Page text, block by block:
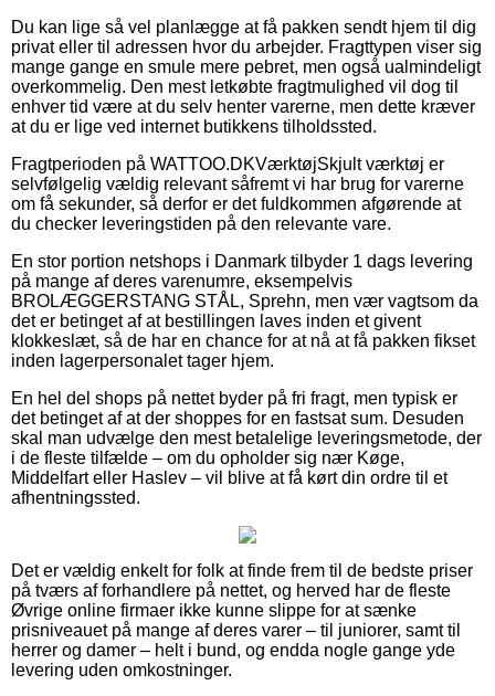
Du kan lige så vel planlægge at få pakken sendt hjem til dig
privat eller til adressen hvor du arbejder. Fragttypen viser sig
mange gange en smule mere pebret, men også ualmindeligt
overkommelig. Den mest letkøbte fragtmulighed vil dog til
enhver tid være at du selv henter varerne, men dette kræver
at du er lige ved internet butikkens tilholdssted.
Fragtperioden på WATTOO.DKVærktøjSkjult værktøj er
selvfølgelig vældig relevant såfremt vi har brug for varerne
om få sekunder, så derfor er det fuldkommen afgørende at
du checker leveringstiden på den relevante vare.
En stor portion netshops i Danmark tilbyder 1 dags levering
på mange af deres varenumre, eksempelvis
BROLÆGGERSTANG STÅL, Sprehn, men vær vagtsom da
det er betinget af at bestillingen laves inden et givent
klokkeslæt, så de har en chance for at nå at få pakken fikset
inden lagerpersonalet tager hjem.
En hel del shops på nettet byder på fri fragt, men typisk er
det betinget af at der shoppes for en fastsat sum. Desuden
skal man udvælge den mest betalelige leveringsmetode, der
i de fleste tilfælde – om du opholder sig nær Køge,
Middelfart eller Haslev – vil blive at få kørt din ordre til et
afhentningssted.
Det er vældig enkelt for folk at finde frem til de bedste priser
på tværs af forhandlere på nettet, og herved har de fleste
Øvrige online firmaer ikke kunne slippe for at sænke
prisniveauet på mange af deres varer – til juniorer, samt til
herrer og damer – helt i bund, og endda nogle gange yde
levering uden omkostninger.